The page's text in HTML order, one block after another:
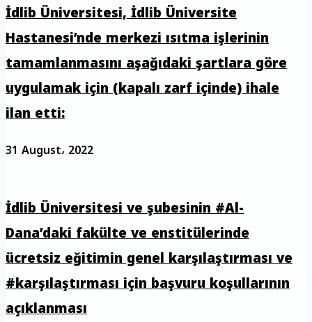
İdlib Üniversitesi, İdlib Üniversite
Hastanesi’nde merkezi ısıtma işlerinin
tamamlanmasını aşağıdaki şartlara göre
uygulamak için (kapalı zarf içinde) ihale
ilan etti:
31 August، 2022
İdlib Üniversitesi ve şubesinin #Al-
Dana’daki fakülte ve enstitülerinde
ücretsiz eğitimin genel karşılaştırması ve
#karşılaştırması için başvuru koşullarının
açıklanması